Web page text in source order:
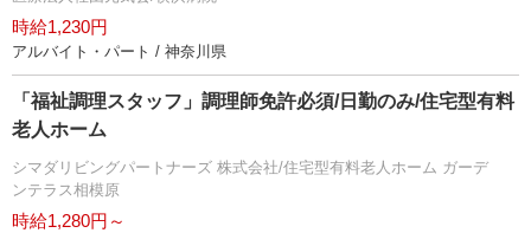
時給1,230円
アルバイト・パート / 神奈川県
「福祉調理スタッフ」調理師免許必須/日勤のみ/住宅型有料
老人ホーム
シマダリビングパートナーズ 株式会社/住宅型有料老人ホーム ガーデ
ンテラス相模原
時給1,280円～